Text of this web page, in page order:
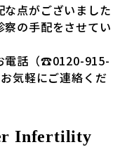
点がございました
の手配をさせてい
電話（☎0120-915-
気軽にご連絡くだ
Infertility